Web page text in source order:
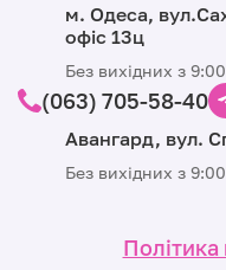
м. Одеса,
офіс 13ц
Без вихідних з
(063) 705-58-40
Авангард, вул.
Без вихідних з
Політика